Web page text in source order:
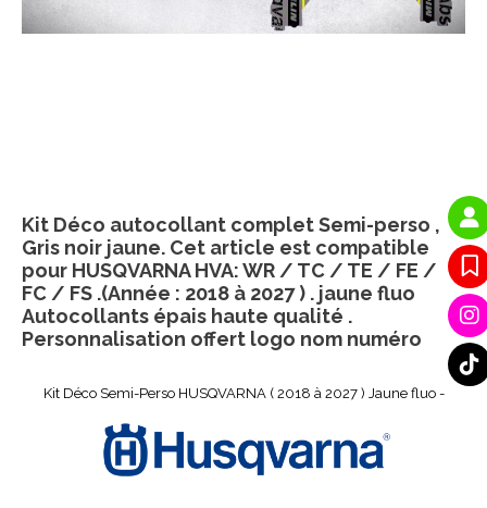
Kit Déco Semi-Perso HUSQVARNA ( 2018 à 2027 ) Jaune fluo -
Kit Déco autocollant complet Semi-perso ,
Gris noir jaune. Cet article est compatible
pour HUSQVARNA HVA: WR / TC / TE / FE /
FC / FS .(Année : 2018 à 2027 ) . jaune fluo
Autocollants épais haute qualité .
Personnalisation offert logo nom numéro